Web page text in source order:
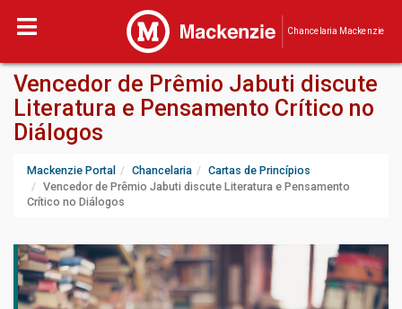
Chancelaria Mackenzie
Vencedor de Prêmio Jabuti discute
Literatura e Pensamento Crítico no
Diálogos
Mackenzie Portal Chancelaria
Cartas de Princípios
Vencedor de Prêmio Jabuti discute Literatura e Pensamento
Crítico no Diálogos